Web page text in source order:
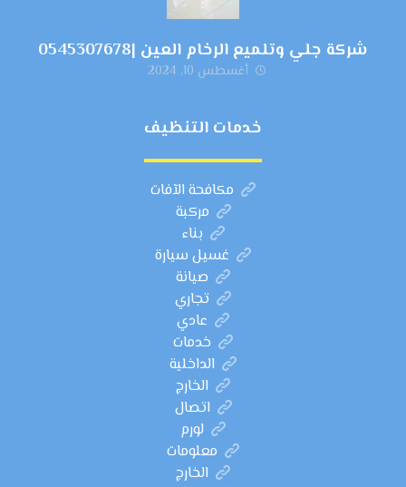
شركة جلي وتلميع الرخام العين |0545307678
أغسطس 10, 2024
خدمات التنظيف
مكافحة الآفات
مركبة
بناء
غسيل سيارة
صيانة
تجاري
عادي
خدمات
الداخلية
الخارج
اتصال
لورم
معلومات
الخارج